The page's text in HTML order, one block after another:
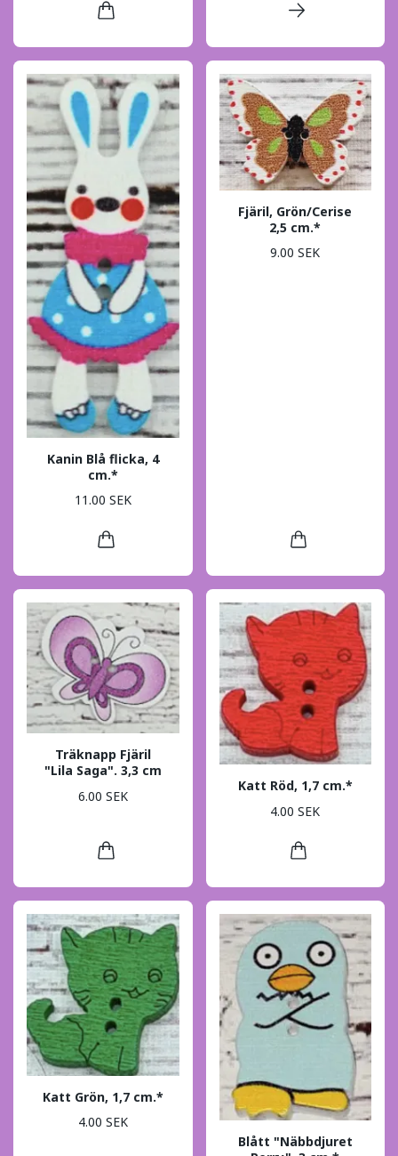
Kanin Blå flicka, 4
cm.*
11.00 SEK
Fjäril, Grön/Cerise
2,5 cm.*
9.00 SEK
Träknapp Fjäril
"Lila Saga". 3,3 cm
6.00 SEK
Katt Röd, 1,7 cm.*
4.00 SEK
Katt Grön, 1,7 cm.*
4.00 SEK
Blått "Näbbdjuret